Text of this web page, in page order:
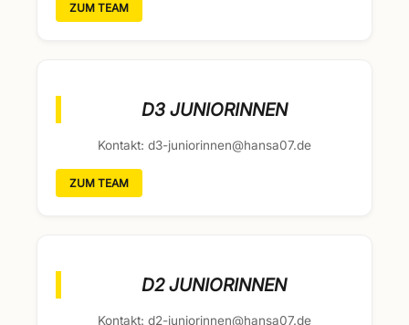
ZUM TEAM
D3 JUNIORINNEN
Kontakt: d3-juniorinnen@hansa07.de
ZUM TEAM
D2 JUNIORINNEN
Kontakt: d2-juniorinnen@hansa07.de